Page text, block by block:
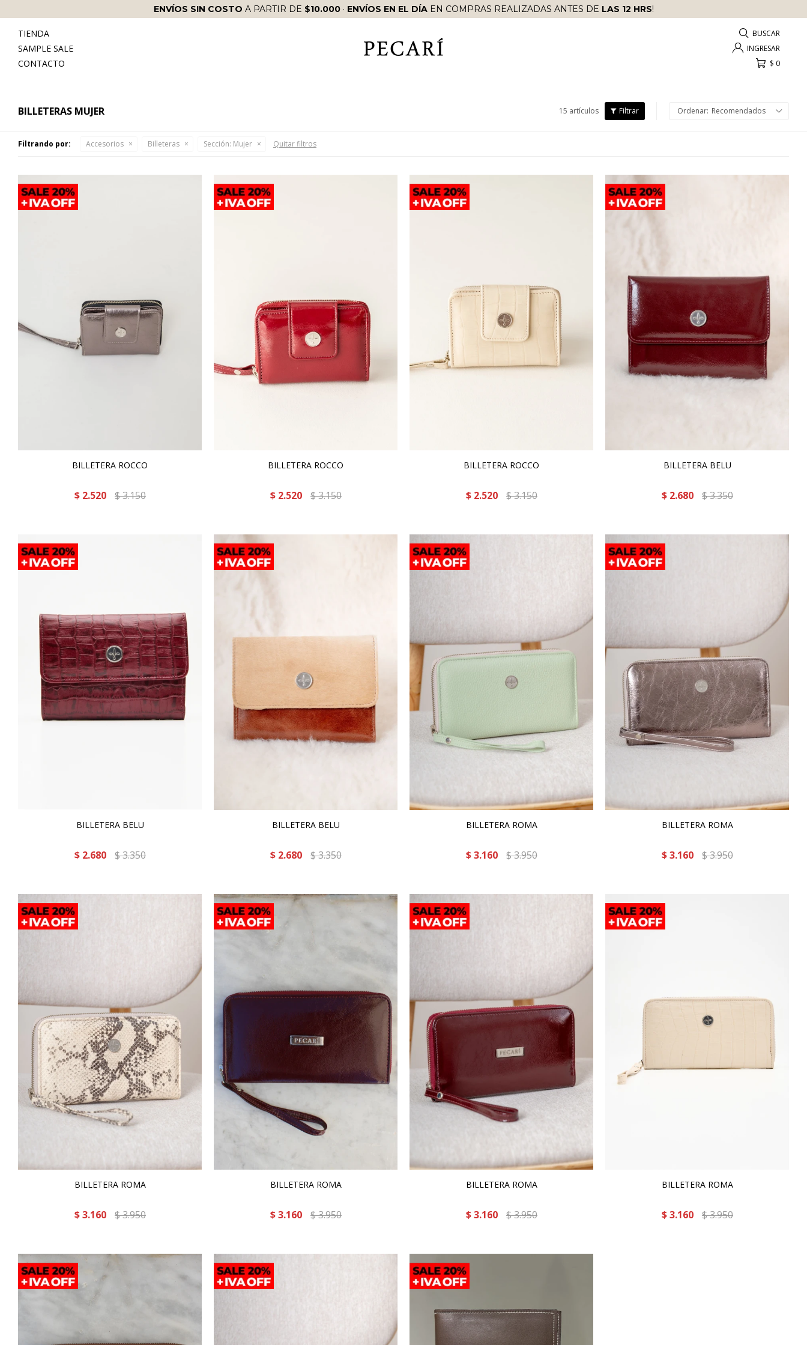
ENVÍOS SIN COSTO A PARTIR DE $10.000· ENVÍOS EN EL DÍAEN COMPRAS REALIZADAS ANTES DE LAS 12 HRS!
TIENDA
SAMPLE SALE
CONTACTO
$ 0
BILLETERAS MUJER 15 artículos Recomendados
Filtrando por: Accesorios Billeteras Sección: Mujer Quitar filtros
BILLETERA ROCCO
$ 2.520 $3.150
BILLETERA ROCCO
$ 2.520 $3.150
BILLETERA ROCCO
$ 2.520 $3.150
BILLETERA BELU
$ 2.680 $3.350
BILLETERA BELU
$ 2.680 $3.350
BILLETERA BELU
$ 2.680 $3.350
BILLETERA ROMA
$ 3.160 $3.950
BILLETERA ROMA
$ 3.160 $3.950
BILLETERA ROMA
$ 3.160 $3.950
BILLETERA ROMA
$ 3.160 $3.950
BILLETERA ROMA
$ 3.160 $3.950
BILLETERA ROMA
$ 3.160 $3.950